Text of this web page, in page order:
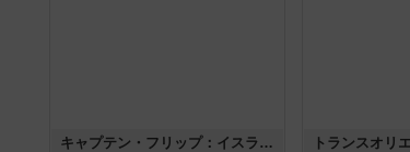
キャプテン・フリップ：イスラ・ボンバ